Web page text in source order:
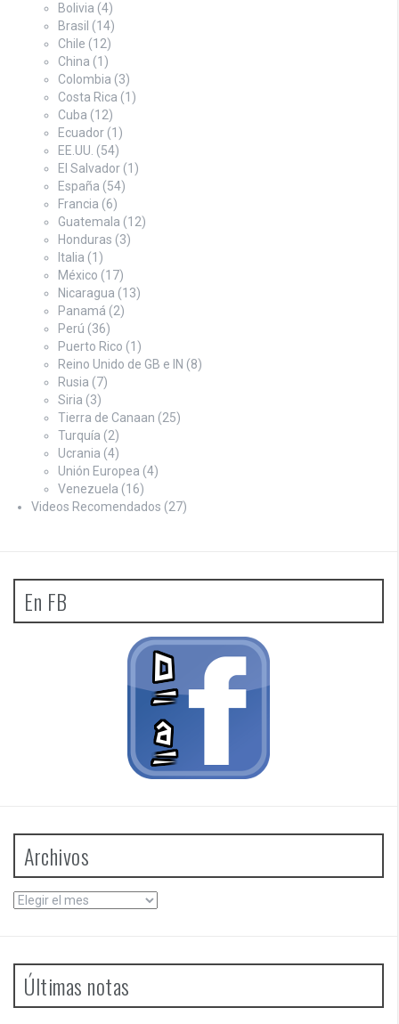
Bolivia (4)
Brasil (14)
Chile (12)
China (1)
Colombia (3)
Costa Rica (1)
Cuba (12)
Ecuador (1)
EE.UU. (54)
El Salvador (1)
España (54)
Francia (6)
Guatemala (12)
Honduras (3)
Italia (1)
México (17)
Nicaragua (13)
Panamá (2)
Perú (36)
Puerto Rico (1)
Reino Unido de GB e IN (8)
Rusia (7)
Siria (3)
Tierra de Canaan (25)
Turquía (2)
Ucrania (4)
Unión Europea (4)
Venezuela (16)
Videos Recomendados (27)
En FB
Archivos
Archivos
Últimas notas